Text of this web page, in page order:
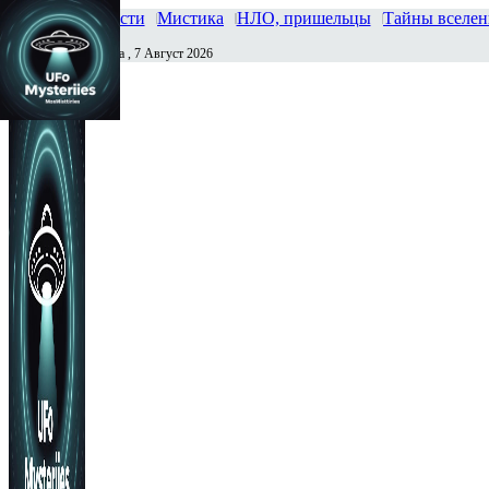
Главная Новости Мистика НЛО, пришельцы Тайны
Сегодня Пятница , 7 Август 2026